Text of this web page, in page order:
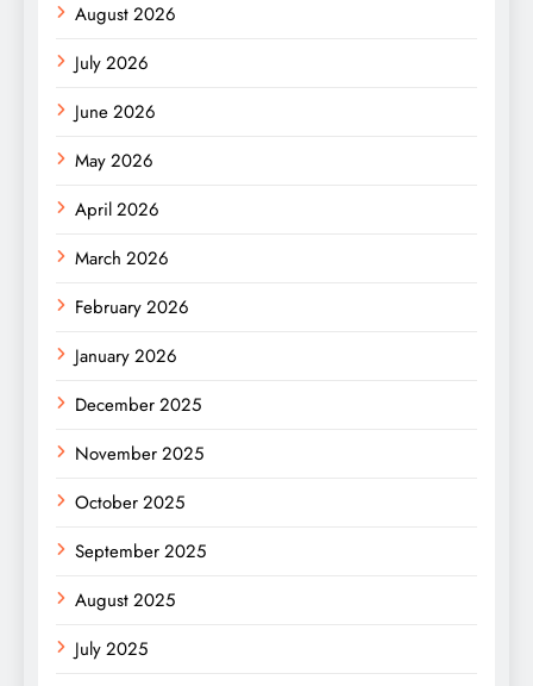
August 2026
July 2026
June 2026
May 2026
April 2026
March 2026
February 2026
January 2026
December 2025
November 2025
October 2025
September 2025
August 2025
July 2025